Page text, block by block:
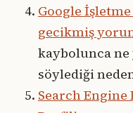
Google
gecikmiş
kaybolunca ne
söylediği
Search